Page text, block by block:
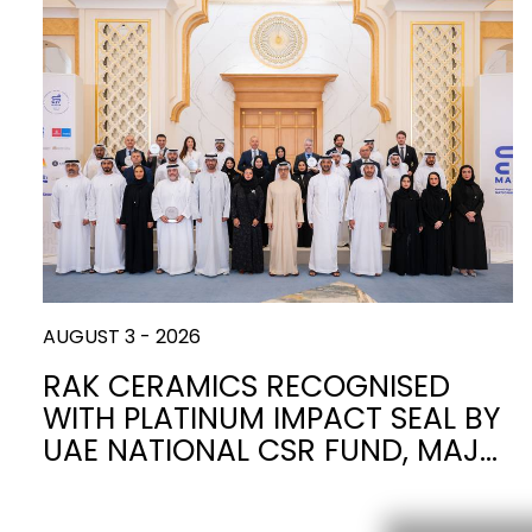
BRICKS MARMOR STEIN ZEMENT
HOLZ ZEITGENÖSSISCHEUNI METALLISCH
TILE TECHNOLOGY
WASSERKLOSETTS WASCHBECKEN BIDETS BADEWANNEN
MÖBEL ZUBEHÖR FLUSHING
SYSTEM
DUSCHWANNEN
SPIEGEL UND
LICHTER
SEAT COVERS
AUGUST 3 - 2026
RAK CERAMICS RECOGNISED
WITH PLATINUM IMPACT SEAL BY
UAE NATIONAL CSR FUND, MAJ…